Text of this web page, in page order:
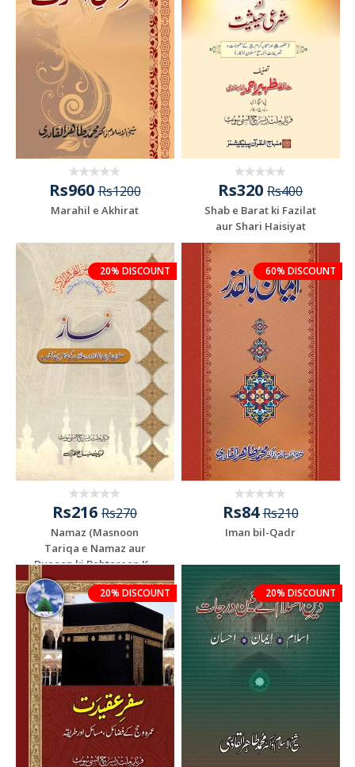
Rs960Rs1200
Marahil e Akhirat
Rs320 Rs400
Shab e Barat ki Fazilat
aur Shari Haisiyat
20% DISCOUNT
Rs216 Rs270
Namaz (Masnoon
Tariqa e Namaz aur
Duaoon ki Behtareen K...
60% DISCOUNT
Rs84Rs210
Iman bil-Qadr
20% DISCOUNT 20% DISCOUNT